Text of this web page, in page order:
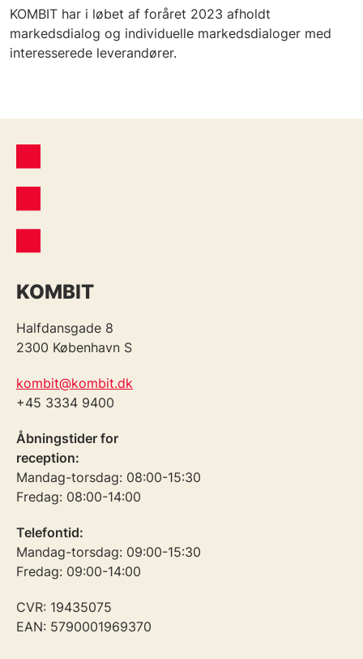
KOMBIT har i løbet af foråret 2023 afholdt
markedsdialog og individuelle markedsdialoger med
interesserede leverandører.
KOMBIT
Halfdansgade 8
2300 København S
kombit@kombit.dk
+45 3334 9400
Åbningstider for
reception:
Mandag-torsdag: 08:00-15:30
Fredag: 08:00-14:00
Telefontid:
Mandag-torsdag: 09:00-15:30
Fredag: 09:00-14:00
CVR: 19435075
EAN: 5790001969370